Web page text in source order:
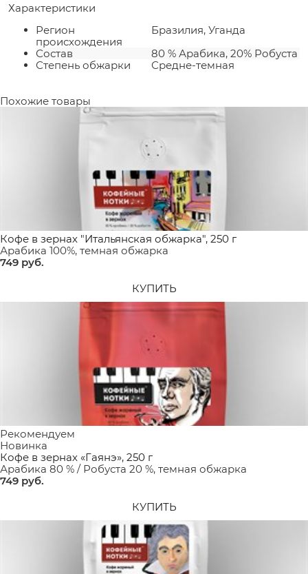
Характеристики
Регион
происхождения
Бразилия, Уганда
Состав
80 % Арабика, 20% Робуста
Степень обжарки
Средне-темная
Похожие товары
Кофе в зернах "Итальянская обжарка", 250 г
Арабика 100%, темная обжарка
749 руб.
КУПИТЬ
Рекомендуем
Новинка
Кофе в зернах «Гаянэ», 250 г
Арабика 80 % / Робуста 20 %, темная обжарка
749 руб.
КУПИТЬ